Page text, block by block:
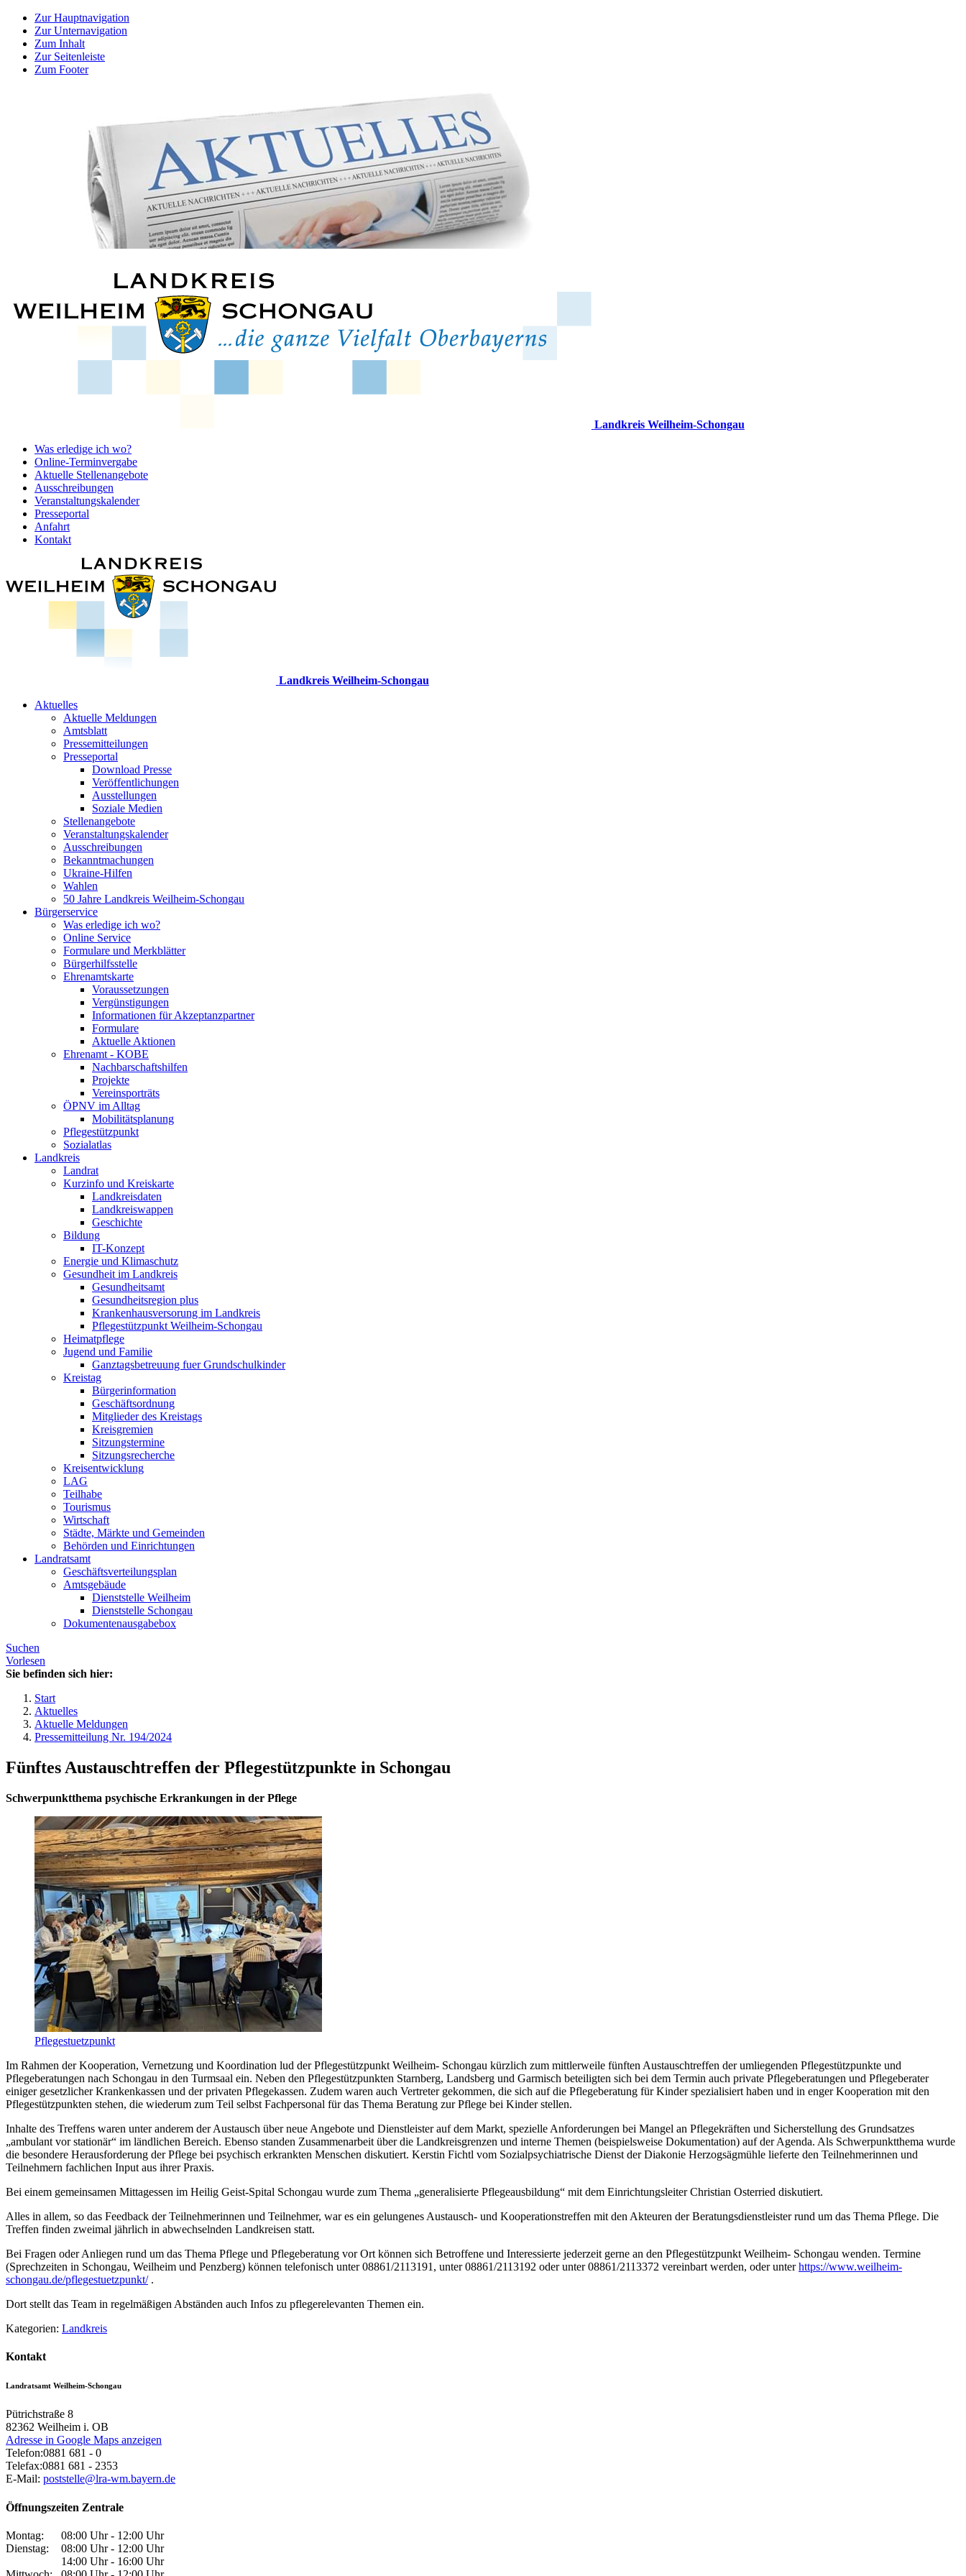
Zur Hauptnavigation
Zur Unternavigation
Zum Inhalt
Zur Seitenleiste
Zum Footer
Landkreis Weilheim-Schongau
Was erledige ich wo?
Online-Terminvergabe
Aktuelle Stellenangebote
Ausschreibungen
Veranstaltungskalender
Presseportal
Anfahrt
Kontakt
Landkreis Weilheim-Schongau
Aktuelles
Aktuelle Meldungen
Amtsblatt
Pressemitteilungen
Presseportal
Download Presse
Veröffentlichungen
Ausstellungen
Soziale Medien
Stellenangebote
Veranstaltungskalender
Ausschreibungen
Bekanntmachungen
Ukraine-Hilfen
Wahlen
50 Jahre Landkreis Weilheim-Schongau
Bürgerservice
Was erledige ich wo?
Online Service
Formulare und Merkblätter
Bürgerhilfsstelle
Ehrenamtskarte
Voraussetzungen
Vergünstigungen
Informationen für Akzeptanzpartner
Formulare
Aktuelle Aktionen
Ehrenamt - KOBE
Nachbarschaftshilfen
Projekte
Vereinsporträts
ÖPNV im Alltag
Mobilitätsplanung
Pflegestützpunkt
Sozialatlas
Landkreis
Landrat
Kurzinfo und Kreiskarte
Landkreisdaten
Landkreiswappen
Geschichte
Bildung
IT-Konzept
Energie und Klimaschutz
Gesundheit im Landkreis
Gesundheitsamt
Gesundheitsregion plus
Krankenhausversorung im Landkreis
Pflegestützpunkt Weilheim-Schongau
Heimatpflege
Jugend und Familie
Ganztagsbetreuung fuer Grundschulkinder
Kreistag
Bürgerinformation
Geschäftsordnung
Mitglieder des Kreistags
Kreisgremien
Sitzungstermine
Sitzungsrecherche
Kreisentwicklung
LAG
Teilhabe
Tourismus
Wirtschaft
Städte, Märkte und Gemeinden
Behörden und Einrichtungen
Landratsamt
Geschäftsverteilungsplan
Amtsgebäude
Dienststelle Weilheim
Dienststelle Schongau
Dokumentenausgabebox
Suchen
Vorlesen
Sie befinden sich hier:
Start
Aktuelles
Aktuelle Meldungen
Pressemitteilung Nr. 194/2024
Fünftes Austauschtreffen der Pflegestützpunkte in Schongau
Schwerpunktthema psychische Erkrankungen in der Pflege
Pflegestuetzpunkt
Im Rahmen der Kooperation, Vernetzung und Koordination lud der Pflegestützpunkt Weilheim- Schongau kürzlich zum mittlerweile fünften Austauschtreffen der umliegenden Pflegestützpunkte und
Pflegeberatungen nach Schongau in den Turmsaal ein. Neben den Pflegestützpunkten Starnberg, Landsberg und Garmisch beteiligten sich bei dem Termin auch private Pflegeberatungen und Pflegeberater
einiger gesetzlicher Krankenkassen und der privaten Pflegekassen. Zudem waren auch Vertreter gekommen, die sich auf die Pflegeberatung für Kinder spezialisiert haben und in enger Kooperation mit den
Pflegestützpunkten stehen, die wiederum zum Teil selbst Fachpersonal für das Thema Beratung zur Pflege bei Kinder stellen.
Inhalte des Treffens waren unter anderem der Austausch über neue Angebote und Dienstleister auf dem Markt, spezielle Anforderungen bei Mangel an Pflegekräften und Sicherstellung des Grundsatzes
„ambulant vor stationär“ im ländlichen Bereich. Ebenso standen Zusammenarbeit über die Landkreisgrenzen und interne Themen (beispielsweise Dokumentation) auf der Agenda. Als Schwerpunktthema wurde
die besondere Herausforderung der Pflege bei psychisch erkrankten Menschen diskutiert. Kerstin Fichtl vom Sozialpsychiatrische Dienst der Diakonie Herzogsägmühle lieferte den Teilnehmerinnen und
Teilnehmern fachlichen Input aus ihrer Praxis.
Bei einem gemeinsamen Mittagessen im Heilig Geist-Spital Schongau wurde zum Thema „generalisierte Pflegeausbildung“ mit dem Einrichtungsleiter Christian Osterried diskutiert.
Alles in allem, so das Feedback der Teilnehmerinnen und Teilnehmer, war es ein gelungenes Austausch- und Kooperationstreffen mit den Akteuren der Beratungsdienstleister rund um das Thema Pflege. Die
Treffen finden zweimal jährlich in abwechselnden Landkreisen statt.
Bei Fragen oder Anliegen rund um das Thema Pflege und Pflegeberatung vor Ort können sich Betroffene und Interessierte jederzeit gerne an den Pflegestützpunkt Weilheim- Schongau wenden. Termine
(Sprechzeiten in Schongau, Weilheim und Penzberg) können telefonisch unter 08861/2113191, unter 08861/2113192 oder unter 08861/2113372 vereinbart werden, oder unterhttps://www.weilheim-
schongau.de/pflegestuetzpunkt/.
Dort stellt das Team in regelmäßigen Abständen auch Infos zu pflegerelevanten Themen ein.
Kategorien: Landkreis
Kontakt
Landratsamt Weilheim-Schongau
Pütrichstraße 8
82362 Weilheim i. OB
Adresse in Google Maps anzeigen
Telefon:0881 681 - 0
Telefax:0881 681 - 2353
E-Mail: poststelle@lra-wm.bayern.de
Öffnungszeiten Zentrale
Montag:
08:00 Uhr - 12:00 Uhr
Dienstag:
08:00 Uhr - 12:00 Uhr
14:00 Uhr - 16:00 Uhr